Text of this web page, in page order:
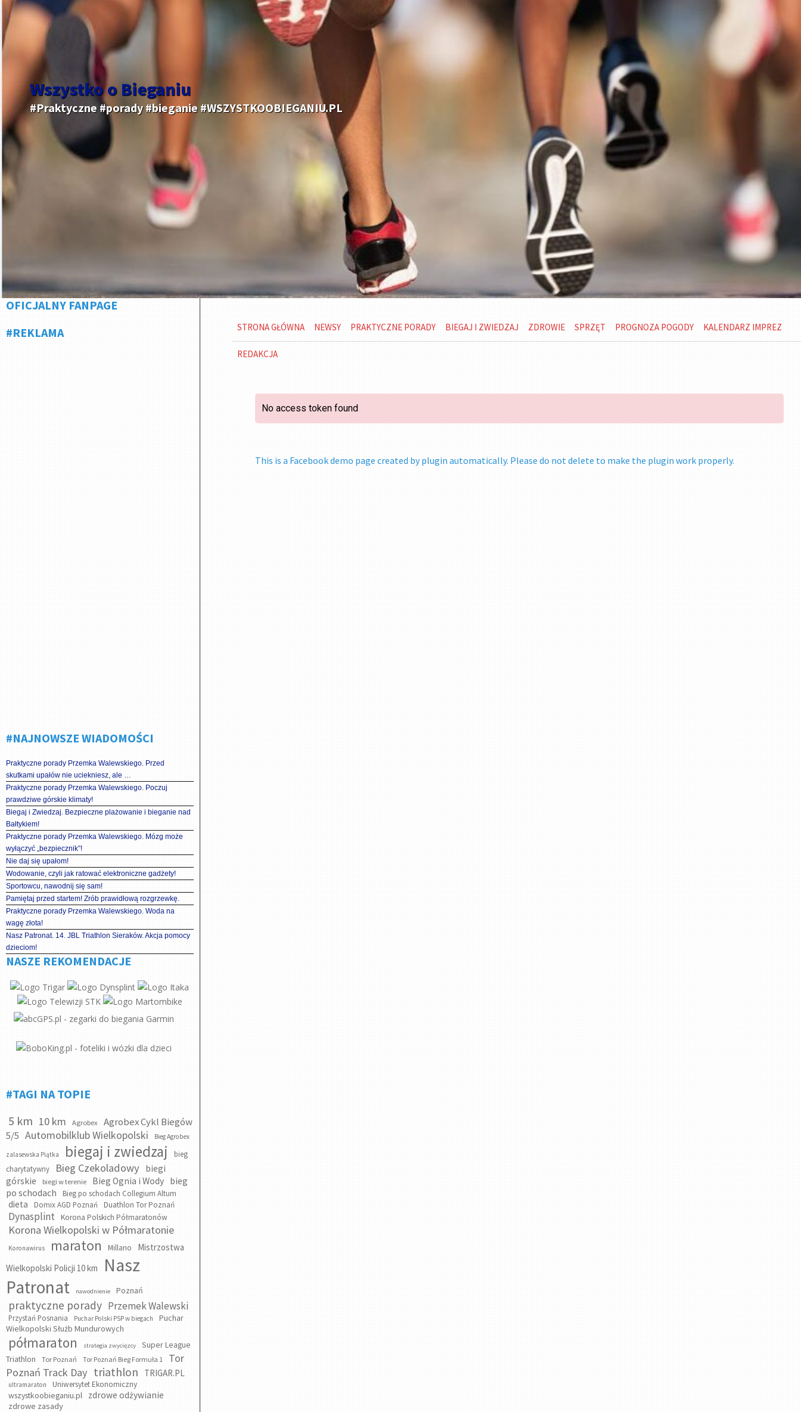
Wszystko o Bieganiu
#Praktyczne #porady #bieganie #WSZYSTKOOBIEGANIU.PL
OFICJALNY FANPAGE
#REKLAMA
#NAJNOWSZE WIADOMOŚCI
Praktyczne porady Przemka Walewskiego. Przed
skutkami upałów nie uciekniesz, ale …
Praktyczne porady Przemka Walewskiego. Poczuj
prawdziwe górskie klimaty!
Biegaj i Zwiedzaj. Bezpieczne plażowanie i bieganie nad
Bałtykiem!
Praktyczne porady Przemka Walewskiego. Mózg może
wyłączyć „bezpiecznik”!
Nie daj się upałom!
Wodowanie, czyli jak ratować elektroniczne gadżety!
Sportowcu, nawodnij się sam!
Pamiętaj przed startem! Zrób prawidłową rozgrzewkę.
Praktyczne porady Przemka Walewskiego. Woda na
wagę złota!
Nasz Patronat. 14. JBL Triathlon Sieraków. Akcja pomocy
dzieciom!
NASZE REKOMENDACJE
#TAGI NA TOPIE
5 km 10 km Agrobex
Agrobex Cykl Biegów
5/5 Automobilklub Wielkopolski Bieg Agrobex
zalasewska Piątka biegaj i zwiedzaj
bieg
charytatywny
Bieg Czekoladowy
biegi
górskie
biegi w terenie Bieg Ognia i Wody bieg
po schodach
Bieg po schodach Collegium Altum
dieta Domix AGD Poznań Duathlon Tor Poznań
Dynasplint Korona Polskich Półmaratonów
Korona Wielkopolski w Półmaratonie
Koronawirus maraton Millano
Mistrzostwa
Wielkopolski Policji 10 km
Nasz
Patronat
nawodnienie Poznań
praktyczne porady Przemek Walewski
Przystań Posnania Puchar Polski PSP w biegach
Puchar
Wielkopolski Służb Mundurowych
półmaraton strategia zwycięzcy
Super League
Triathlon
Tor Poznań Tor Poznań Bieg Formuła 1
Tor
Poznań Track Day triathlon TRIGAR.PL
ultramaraton Uniwersytet Ekonomiczny
wszystkoobieganiu.pl zdrowe odżywianie
zdrowe zasady
STRONA GŁÓWNA NEWSY PRAKTYCZNE PORADY BIEGAJ I ZWIEDZAJ ZDROWIE SPRZĘT PROGNOZA POGODY KALENDARZ IMPREZ
REDAKCJA
No access token found
This is a Facebook demo page created by plugin automatically. Please do not delete to make the plugin work properly.